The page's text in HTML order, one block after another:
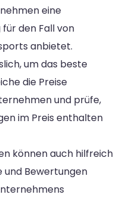
eine
den Fall von
anbietet.
um das beste
die Preise
und prüfe,
im Preis enthalten
können auch hilfreich
und Bewertungen